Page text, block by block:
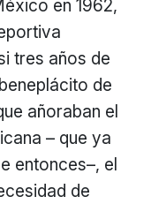
en 1962,
tres años de
de
añoraban el
– que ya
entonces–, el
de